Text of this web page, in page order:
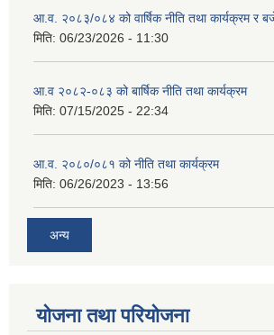
आ.व. २०८३/०८४ को वार्षिक नीति तथा कार्यक्रम र
मिति: 06/23/2026 - 11:30
आ.व २०८२-०८३ को बार्षिक नीति तथा कार्यक्रम
मिति: 07/15/2025 - 22:34
आ.व. २०८०/०८१ को नीति तथा कार्यक्रम
मिति: 06/26/2023 - 13:56
अन्य
योजना तथा परियोजना